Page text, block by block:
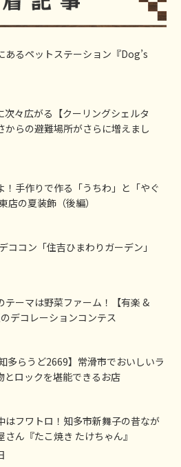
あるペットステーション『Dog’s
次々広がる【クーリングシェルタ
からの避難場所がさらに増えまし
！手作りで作る「うちわ」と「やぐ
店の夏装飾（後編）
ココン「住吉ひまわりガーデン」
テーマは野菜ファーム！【有楽 &
デコレーションコンテス
多らうど2669】常滑市でおいしいラ
とロックを堪能できるお店
はフワトロ！知多市新舞子の昔なが
さん『たこ焼き たけちゃん』